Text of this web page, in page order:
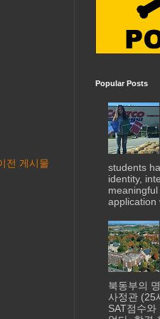
전 게시물
Popular Posts
students
identity,
application
북동부의
사정관 (25
SAT점수